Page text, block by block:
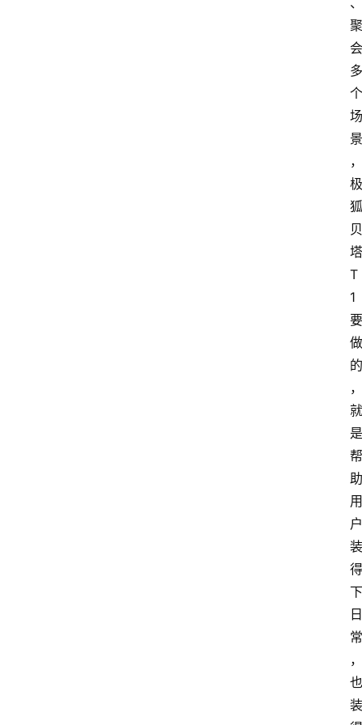
聚
会
多
个
场
景
，
极
狐
贝
塔
T
1
要
做
的
，
就
是
帮
助
用
户
装
得
下
日
常
，
也
装